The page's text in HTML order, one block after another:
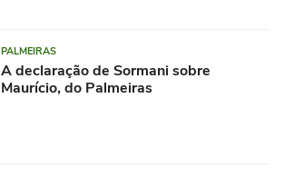
PALMEIRAS
A declaração de Sormani sobre
Maurício, do Palmeiras